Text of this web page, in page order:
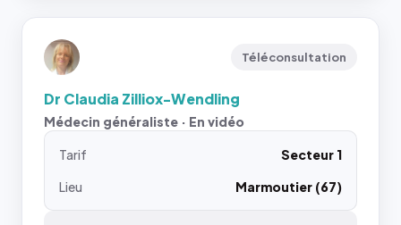
Téléconsultation
Dr Claudia Zilliox-Wendling
Médecin généraliste · En vidéo
Tarif
Secteur 1
Lieu
Marmoutier (67)